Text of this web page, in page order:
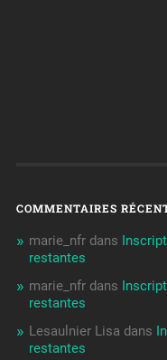
COMMENTAIRES
marie_nfrdans
restantes
marie_nfrdans
restantes
Lesaulnier Lisa dans
restantes